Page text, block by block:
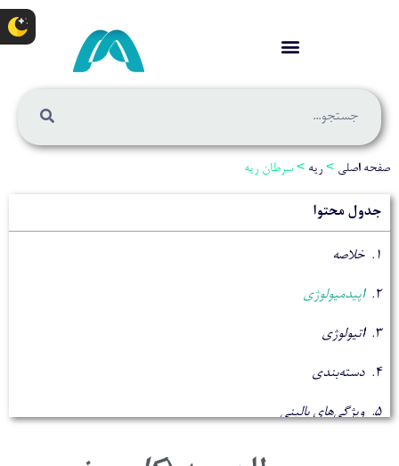
صفحه اصلی > ریه > سرطان ریه
جدول محتوا
خلاصه
اپیدمیولوژی
اتیولوژی
دسته‌بندی
ویژگی‌های بالینی